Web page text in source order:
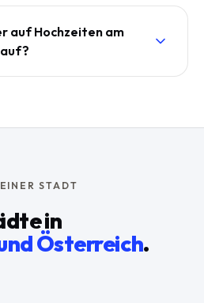
auf Hochzeiten am
STADT
in
Österreich.